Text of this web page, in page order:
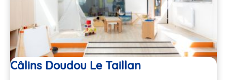
Câlins Doudou Le Taillan